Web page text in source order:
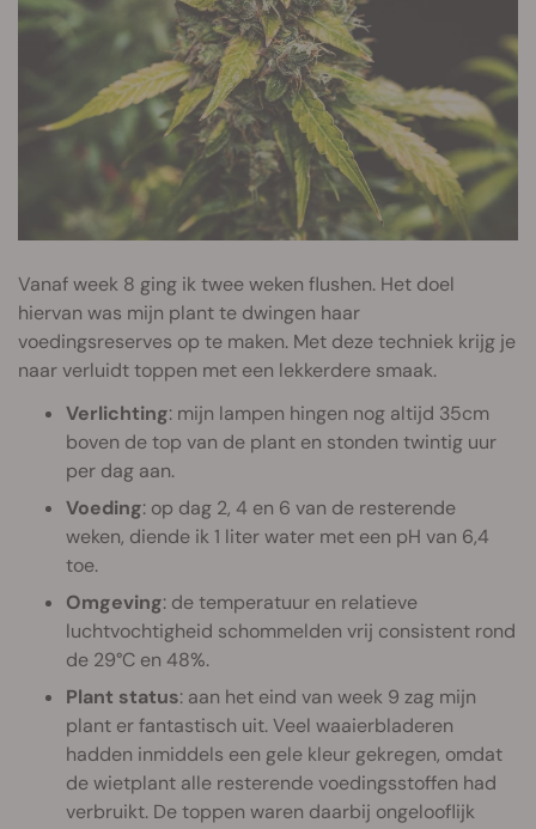
Vanaf week 8 ging ik twee weken flushen. Het doel
hiervan was mijn plant te dwingen haar
voedingsreserves op te maken. Met deze techniek krijg je
naar verluidt toppen met een lekkerdere smaak.
Verlichting: mijn lampen hingen nog altijd 35cm
boven de top van de plant en stonden twintig uur
per dag aan.
Voeding: op dag 2, 4 en 6 van de resterende
weken, diende ik 1 liter water met een pH van 6,4
toe.
Omgeving: de temperatuur en relatieve
luchtvochtigheid schommelden vrij consistent rond
de 29°C en 48%.
Plant status: aan het eind van week 9 zag mijn
plant er fantastisch uit. Veel waaierbladeren
hadden inmiddels een gele kleur gekregen, omdat
de wietplant alle resterende voedingsstoffen had
verbruikt. De toppen waren daarbij ongelooflijk